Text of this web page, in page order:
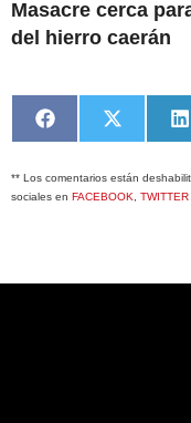
Masacre cerca
del hierro caerán
Compartir
en
Facebook
en
X
(Twitter)
** Los comentarios están
sociales en FACEBOOK TWITTER